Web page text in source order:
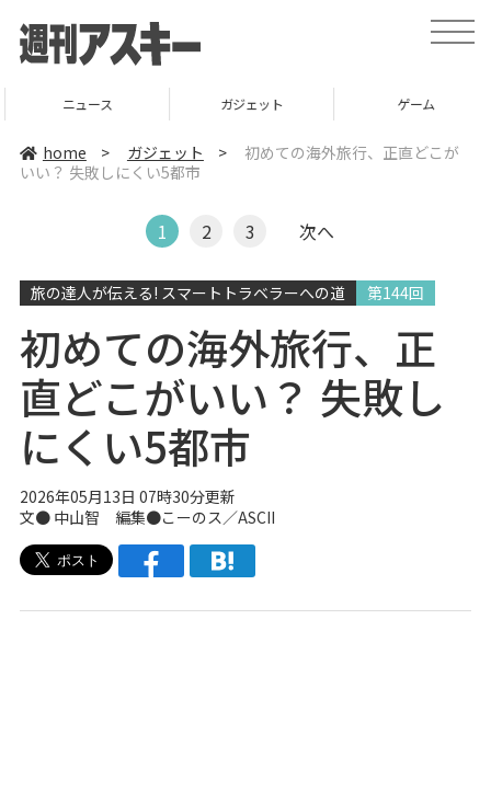
t
o
a
v
ニュース ガジェット ゲーム
home > ガジェット >
初めての海外旅行、正直どこが
いい？ 失敗しにくい5都市
1 2 3 次へ
旅の達人が伝える! スマートトラベラーへの道 第144回
初めての海外旅行、正
直どこがいい？ 失敗し
にくい5都市
2026年05月13日 07時30分更新
文● 中山智 編集●こーのス／ASCII